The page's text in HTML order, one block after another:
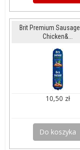
Brit Premium
Chicken&...
10,50 zł
Do koszyka